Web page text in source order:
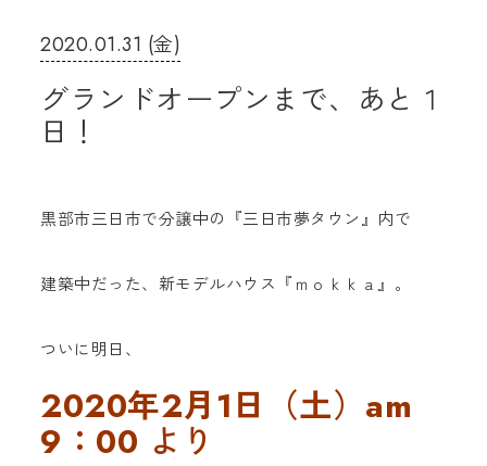
2020.01.31 (金)
グランドオープンまで、あと１
日！
黒部市三日市で分譲中の『三日市夢タウン』内で
建築中だった、新モデルハウス『ｍｏｋｋａ』。
ついに明日、
2020年2月1日（土）am
9：00 より